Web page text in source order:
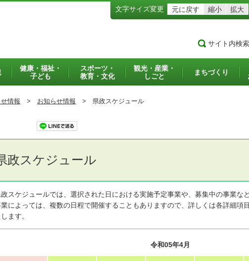
文字サイズ変更 元に戻す 縮小 拡大
サイト内検索
健康・福祉・
子ども
スポーツ・
教育・文化
観光・産業・
しごと
まちづくり
情報 > お知らせ情報 > 県政スケジュール
政スケジュール
ケジュールでは、選択された日における実施予定事業や、募集中の事業など
よっては、複数の日程で開催することもありますので、詳しくは各詳細項
ます。
令和05年4月